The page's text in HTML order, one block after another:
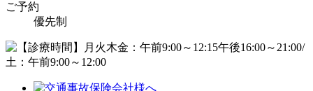
ご予約
優先制